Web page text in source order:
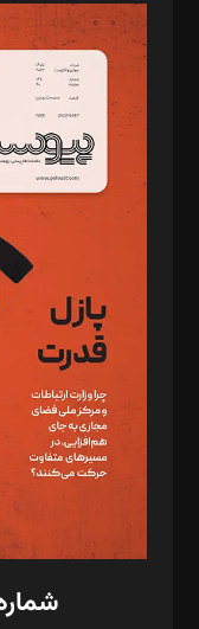
مدیر مسئول: محمدباقر
سردبیر: مهرک محمودی
دبیر تحریریه: میثم قاسمی
د‌بیر ناداستان: سمانه سمیع
د‌بیر خدمت و تجارت:
د‌بیر حقوق فناوری:
د‌بیر پیوست جهان: مینا
د‌بیر تحریریه آنلاین:
تحریریه‌: مجتبی
مصطفی مسجدی آرانی،
رستمی،مصطفی باستان
ویرایش: نگار استاد‌‌آقا
طراح یونیفرم: مجید توکلی
فیلمبرداری و عکاسی:
گرافیک و صفحه‌آرایی:
مد‌یر توسعه تجاری: کامبیز
امور مالی: شاپور رهبری،
شماره ۱۴۷ - مرداد